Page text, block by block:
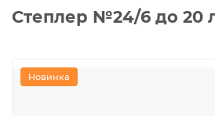
Степлер №24/6 до 20
Новинка